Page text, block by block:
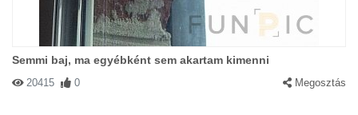
Semmi baj, ma egyébként sem akartam kimenni
20415 0 Megosztás